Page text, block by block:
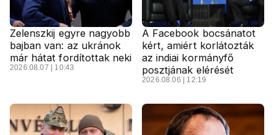
Zelenszkij egyre nagyobb
bajban van: az ukránok
már hátat fordítottak neki
2026.08.07 | 10:43
A Facebook bocsánatot
kért, amiért korlátozták
az indiai kormányfő
posztjának elérését
2026.08.06 | 12:19